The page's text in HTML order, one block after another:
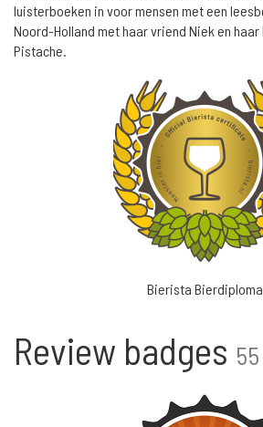
luisterboeken in voor mensen met een
Noord-Holland met haar vriend Niek en
Pistache.
Bierista Bierdiploma
Review badges